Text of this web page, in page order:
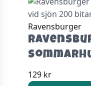
Ravensburger
129 kr